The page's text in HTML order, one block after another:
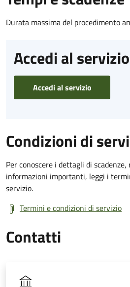
Durata massima del procedimento
Accedi al servizio
Accedi al servizio
Condizioni di
Per conoscere i dettagli di
informazioni importanti, leggi i
servizio.
Termini e condizioni di servizio
Contatti